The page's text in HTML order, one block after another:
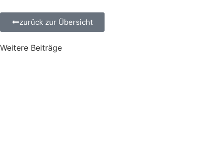
zurück zur Übersicht
Weitere Beiträge